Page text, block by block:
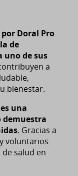
Doral Pro
de
uno de sus
a
bienestar.
una
demuestra
. Gracias a
voluntarios
salud en